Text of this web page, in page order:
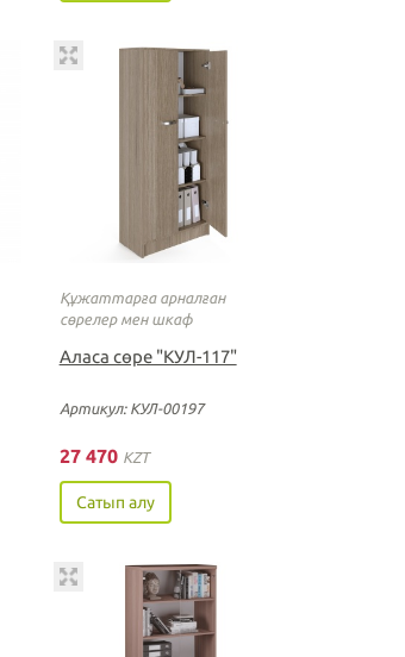
Құжаттарға арналған
сөрелер мен шкаф
Аласа сөре "КУЛ-117"
Артикул: КУЛ-00197
27 470 KZT
Сатып алу